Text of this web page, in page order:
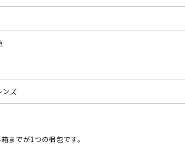
ンズ
までが1つの梱包です。